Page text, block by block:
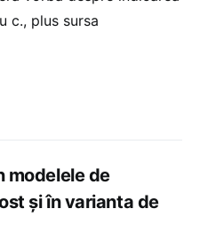
c., plus sursa
modelele de
și în varianta de